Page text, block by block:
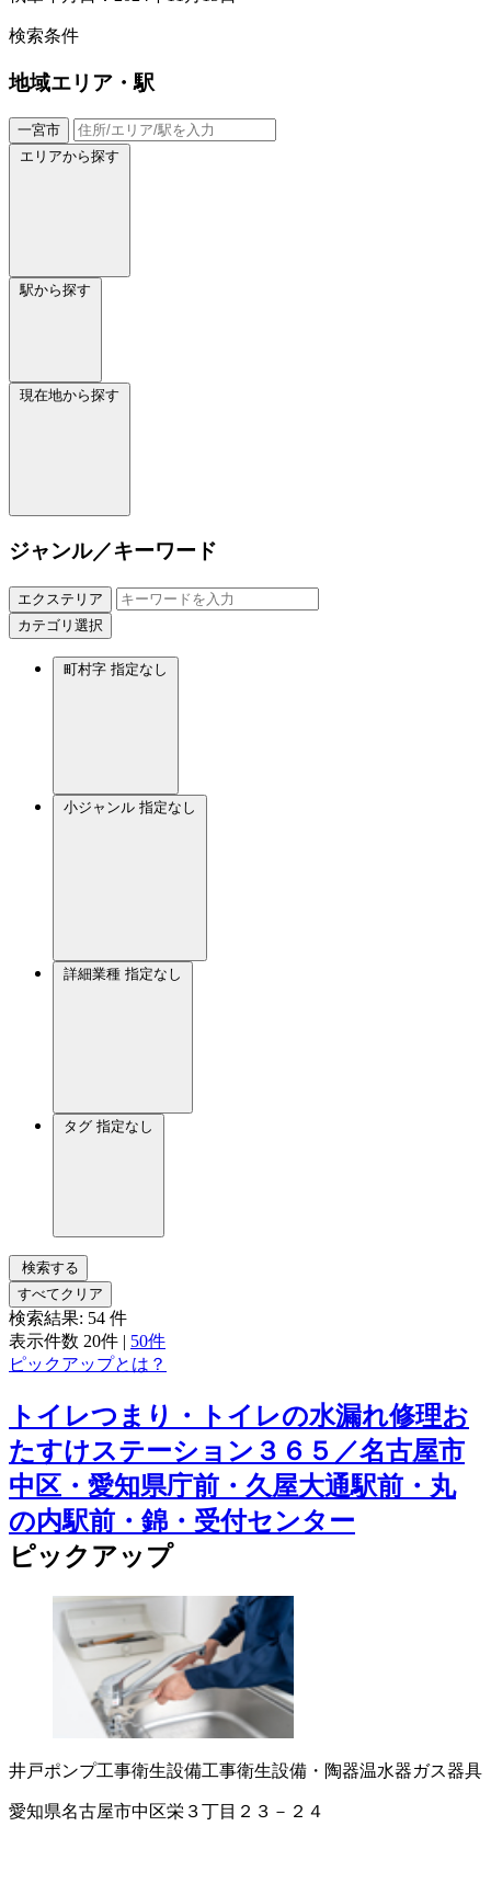
検索条件
地域エリア・駅
一宮市
エリアから探す
駅から探す
現在地から探す
ジャンル／キーワード
エクステリア
カテゴリ選択
町村字 指定なし
小ジャンル 指定なし
詳細業種 指定なし
タグ 指定なし
検索する
すべてクリア
検索結果: 54 件
表示件数 20件 | 50件
ピックアップとは？
トイレつまり・トイレの水漏れ修理お
たすけステーション３６５／名古屋市
中区・愛知県庁前・久屋大通駅前・丸
の内駅前・錦・受付センター
ピックアップ
井戸ポンプ工事衛生設備工事衛生設備・陶器温水器ガス器具
愛知県名古屋市中区栄３丁目２３－２４